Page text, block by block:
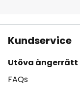
Kundservice
Utöva ångerrätt
FAQs